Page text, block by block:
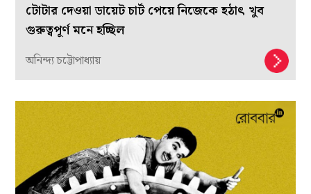
টোটার দেওয়া ডায়েট চার্ট পেয়ে নিজেকে হঠাৎ খুব
গুরুত্বপূর্ণ মনে হচ্ছিল
অনিন্দ্য চট্টোপাধ্যায়